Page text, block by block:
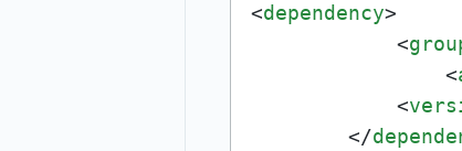
<dependency>
<
<
<
</